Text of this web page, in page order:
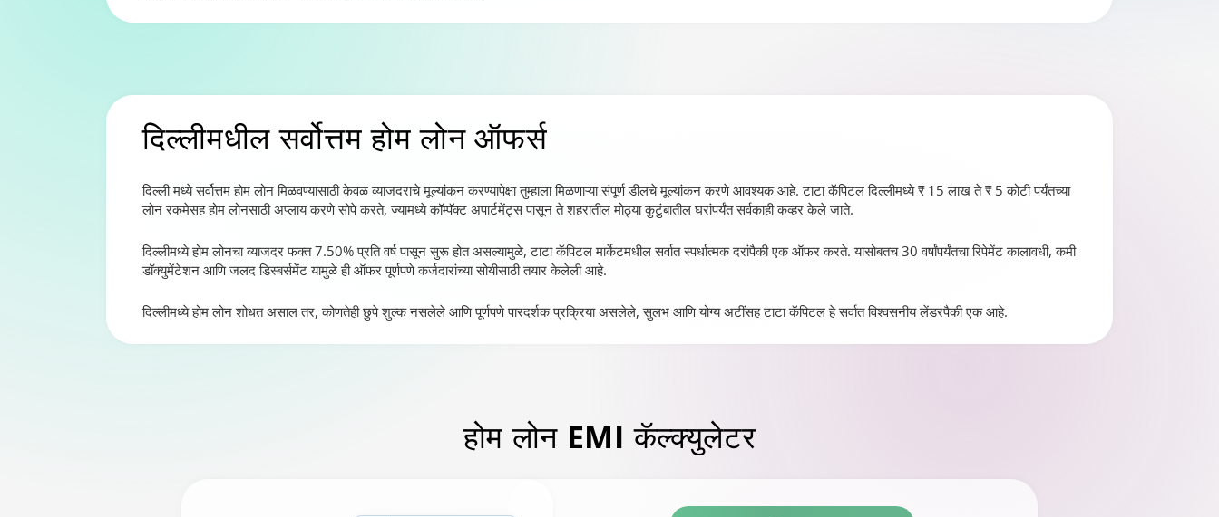
दिल्लीमधील सर्वोत्तम होम लोन ऑफर्स
दिल्ली मध्ये सर्वोत्तम होम लोन मिळवण्यासाठी केवळ व्याजदराचे मूल्यांकन करण्यापेक्षा तुम्हाला मिळणाऱ्या संपूर्ण डीलचे मूल्यांकन करणे आवश्यक आहे. टाटा कॅपिटल दिल्लीमध्ये ₹ 15 लाख ते ₹ 5 कोटी पर्यंतच्या
लोन रकमेसह होम लोनसाठी अप्लाय करणे सोपे करते, ज्यामध्ये कॉम्पॅक्ट अपार्टमेंट्स पासून ते शहरातील मोठ्या कुटुंबातील घरांपर्यंत सर्वकाही कव्हर केले जाते.
दिल्लीमध्ये होम लोनचा व्याजदर फक्त 7.50% प्रति वर्ष पासून सुरू होत असल्यामुळे, टाटा कॅपिटल मार्केटमधील सर्वात स्पर्धात्मक दरांपैकी एक ऑफर करते. यासोबतच 30 वर्षांपर्यंतचा रिपेमेंट कालावधी, कमी
डॉक्युमेंटेशन आणि जलद डिस्बर्समेंट यामुळे ही ऑफर पूर्णपणे कर्जदारांच्या सोयीसाठी तयार केलेली आहे.
दिल्लीमध्ये होम लोन शोधत असाल तर, कोणतेही छुपे शुल्क नसलेले आणि पूर्णपणे पारदर्शक प्रक्रिया असलेले, सुलभ आणि योग्य अटींसह टाटा कॅपिटल हे सर्वात विश्वसनीय लेंडरपैकी एक आहे.
होम लोन EMI कॅल्क्युलेटर